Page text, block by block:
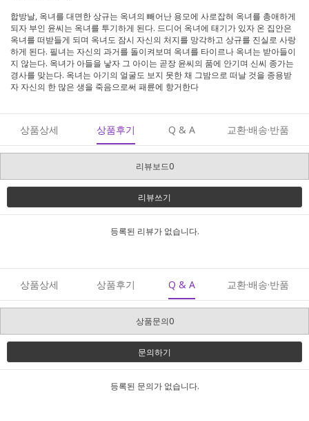
합방날, 옥녀를 대면한 상규는 옥녀의 빼어난 용모에 사로잡혀 옥녀를 총애하게
되자 부인 윤씨는 옥녀를 투기하게 된다. 드디어 옥녀에 태기가 있자 온 집안은
옥녀를 떠받들게 되며 옥녀도 잠시 자신의 처지를 망각하고 상규를 진실로 사랑
하게 된다. 필녀는 자신의 과거를 돌이켜보며 옥녀를 타이르나 옥녀는 받아들이
지 않는다. 옥녀가 아들을 낳자 그 아이는 곧장 윤씨의 품에 안기며 신씨 종가는
경사를 맞는다. 옥녀는 아기의 얼굴도 보지 못한 채 그밤으로 떠날 것을 종용받
자 자신의 한 많은 생을 죽음으로써 패륜에 항거한다
상품상세 상품후기 Q & A 교환·배송·반품
리뷰보드0
리뷰쓰기
등록된 리뷰가 없습니다.
상품상세 상품후기 Q & A 교환·배송·반품
상품문의0
문의하기
등록된 문의가 없습니다.